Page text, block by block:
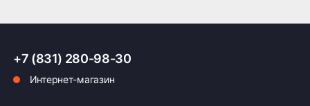
WinterBlazer HP рекомендуется использовать
загородных трассах средней сложности.
+7 (831) 280-98-30
Интернет-магазин